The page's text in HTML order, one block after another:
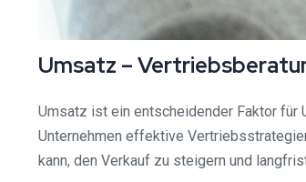
Umsatz –
Umsatz ist ein entscheidender Faktor für
Unternehmen effektive
kann, den Verkauf zu steigern und